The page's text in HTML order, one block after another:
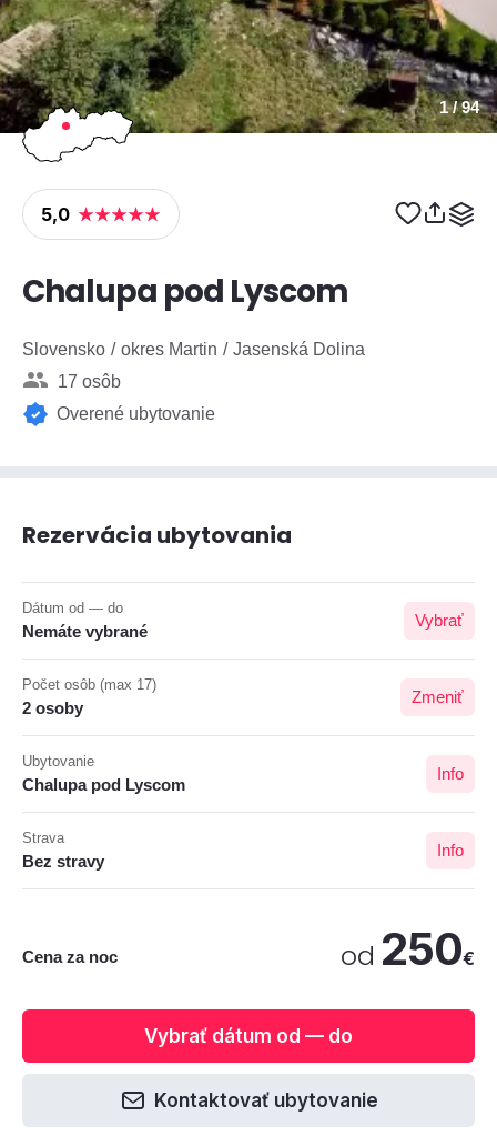
1/ 94
5,0
Chalupa pod Lyscom
Slovensko okres Martin
Jasenská Dolina
17 osôb
Overené ubytovanie
Rezervácia ubytovania
Dátum od — do
Nemáte vybrané
Vybrať
Počet osôb (max 17)
2 osoby
Zmeniť
Ubytovanie
Chalupa pod Lyscom
Info
Strava
Bez stravy
Info
Cena za noc od 250€
Vybrať dátum od — do
Kontaktovať ubytovanie